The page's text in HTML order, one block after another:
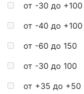
от -30 до +100
от -40 до +100
от -60 до 150
от -30 до 100
от +35 до +50